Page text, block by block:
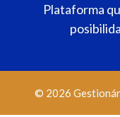
Plataforma
© 2026